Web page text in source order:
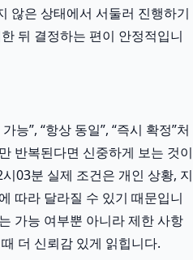
않은 상태에서 서둘러 진행하기
뒤 결정하는 편이 안정적입니
능”, “항상 동일”, “즉시 확정”처
반복된다면 신중하게 보는 것이
03분 실제 조건은 개인 상황, 지
따라 달라질 수 있기 때문입니
가능 여부뿐 아니라 제한 사항
더 신뢰감 있게 읽힙니다.